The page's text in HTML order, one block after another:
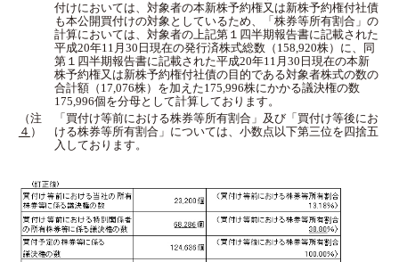
付けにおいては、対象者の本新株予約権又は新株予約権付社債
も本公開買付けの対象としているため、「株券等所有割合」の
計算においては、対象者の上記第１四半期報告書に記載された
平成20年11月30日現在の発行済株式総数（158,920株）に、同
第１四半期報告書に記載された平成20年11月30日現在の本新
株予約権又は新株予約権付社債の目的である対象者株式の数の
合計額（17,076株）を加えた175,996株にかかる議決権の数
175,996個を分母として計算しております。
（注
４ ）
「買付け等前における株券等所有割合」及び「買付け等後にお
ける株券等所有割合」については、小数点以下第三位を四捨五
入しております。